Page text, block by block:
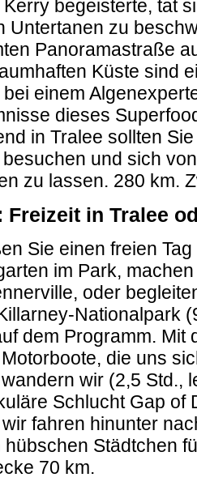
Kerry begeisterte, tat
Untertanen zu
Panoramastraße
Küste sind
einem
dieses
in Tralee sollten
und sich
zu lassen. 280 km.
Freizeit in Tralee
Sie einen freien
im Park,
oder
Nationalpark
dem Programm. Mit
die uns
wandern wir (2,5 Std.,
Schlucht Gap of
fahren hinunter
hübschen Städtchen
70 km.